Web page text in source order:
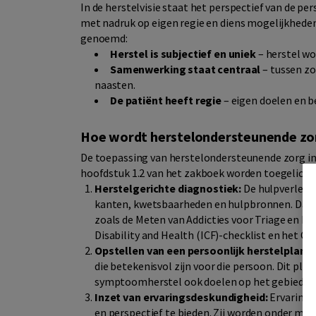
In de herstelvisie staat het perspectief van de
met nadruk op eigen regie en diens
genoemd:
Herstel is subjectief en uniek– herstel
Samenwerking staat centraal– tussen
naasten.
De patiënt heeft regie– eigen doelen en
Hoe wordt herstelondersteunende
De toepassing van herstelondersteunende zorg
hoofdstuk 1.2 van het zakboek worden toegelicht:
Herstelgerichte diagnostiek: De
kanten, kwetsbaarheden en hulpbronnen.
zoals de Meten van Addicties voor Triage en
Disability and Health (ICF)-checklist en het
Opstellen van een persoonlijk herstelplan:
die betekenisvol zijn voor die persoon. Dit
symptoomherstel ook doelen op het gebied
Inzet van ervaringsdeskundigheid:
en perspectief te bieden. Zij worden onder